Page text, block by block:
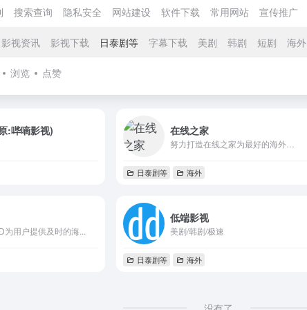
搜索查询 隐私安全 网站建设 软件下载 常用网站 宣传推广
影视资讯 影视下载 日泰剧等 字幕下载 美剧 韩剧 短剧 海外
浏览 点赞
:哔嘀影视) 在线之家
努力打造在线之家为最好的海外…
日泰剧等 海外
为用户提供及时的海...
低端影视
美剧/韩剧/极速
日泰剧等 海外